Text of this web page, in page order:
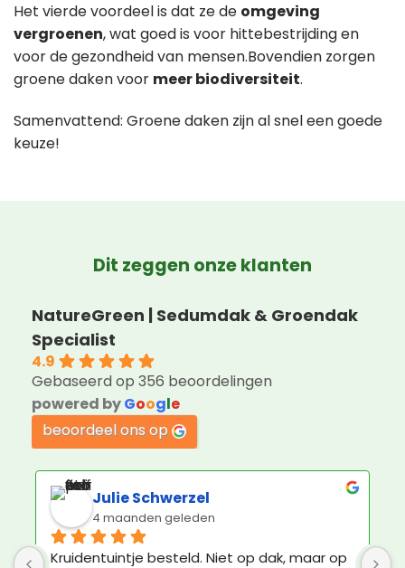
Het vierde voordeel is dat ze de omgeving
vergroenen, wat goed is voor hittebestrijding en
voor de gezondheid van mensen.Bovendien zorgen
groene daken voor meer biodiversiteit.
Samenvattend: Groene daken zijn al snel een goede
keuze!
Dit zeggen onze klanten
NatureGreen | Sedumdak & Groendak
Specialist
4.9
Gebaseerd op 356 beoordelingen
powered byGoogle
beoordeel ons op
R P Dijkstra
2 maanden geleden
Een kundig en professioneel bedrijf, met